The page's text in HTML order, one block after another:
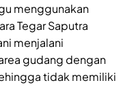
menggunakan
Tegar Saputra
menjalani
gudang dengan
tidak memiliki